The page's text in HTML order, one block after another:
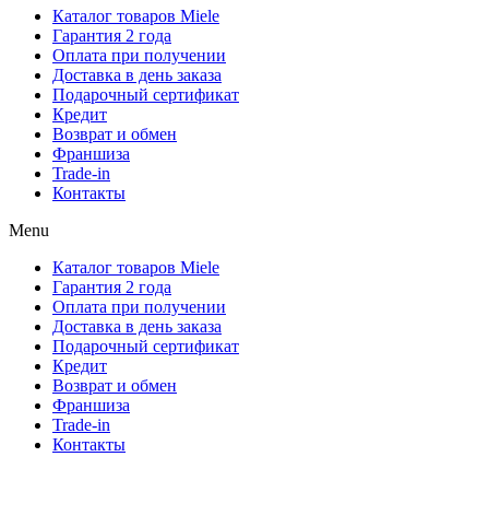
Каталог товаров Miele
Гарантия 2 года
Оплата при получении
Доставка в день заказа
Подарочный сертификат
Кредит
Возврат и обмен
Франшиза
Trade-in
Контакты
Menu
Каталог товаров Miele
Гарантия 2 года
Оплата при получении
Доставка в день заказа
Подарочный сертификат
Кредит
Возврат и обмен
Франшиза
Trade-in
Контакты